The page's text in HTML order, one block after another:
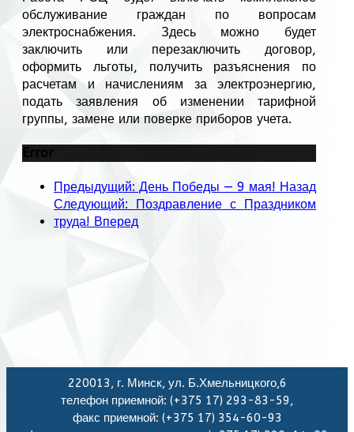
обслуживание граждан по вопросам
электроснабжения. Здесь можно будет
заключить или перезаключить договор,
оформить льготы, получить разъяснения по
расчетам и начислениям за электроэнергию,
подать заявления об изменении тарифной
группы, замене или поверке приборов учета.
Error
Предыдущий: День Победы — 9 мая! Назад
Следующий: Поздравление с Праздником
труда! Вперед
220013, г. Минск, ул. Б.Хмельницкого,6
телефон приемной: (+375 17) 293-83-59,
факс приемной: (+375 17) 354-60-93